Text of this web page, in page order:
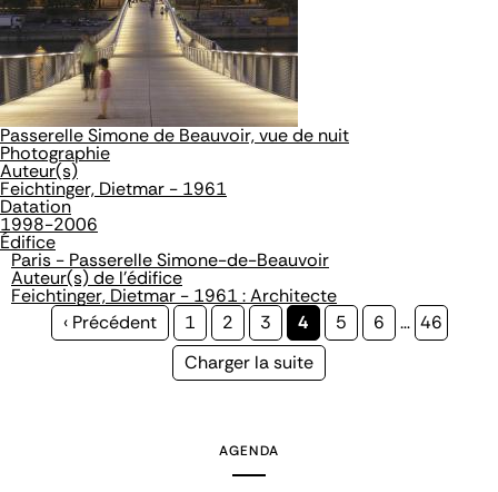
Passerelle Simone de Beauvoir, vue de nuit
Photographie
Auteur(s)
Feichtinger, Dietmar - 1961
Datation
1998-2006
Édifice
Paris - Passerelle Simone-de-Beauvoir
Auteur(s) de l'édifice
Feichtinger, Dietmar - 1961 : Architecte
Page
‹ Précédent Page
1 Page
2 Page
3
Page
courante
4 Page
5 Page
6 … Page
46
Page
Charger la suite
AGENDA